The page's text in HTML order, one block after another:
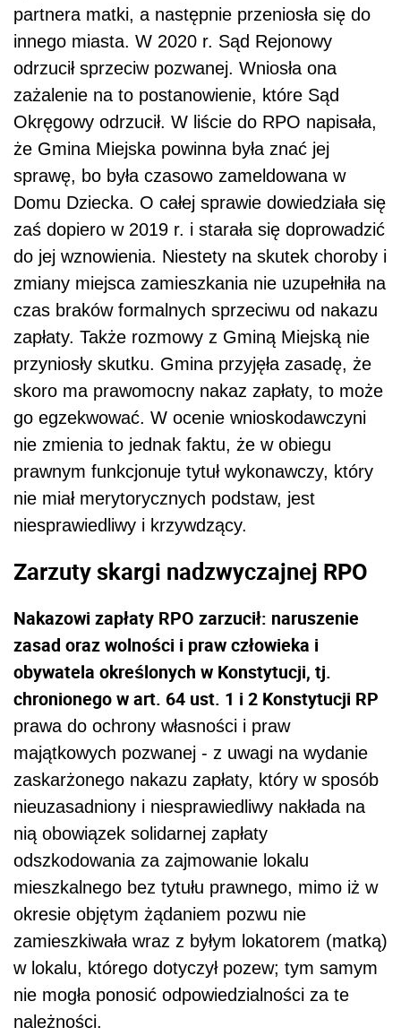
partnera matki, a następnie przeniosła się do
innego miasta. W 2020 r. Sąd Rejonowy
odrzucił sprzeciw pozwanej. Wniosła ona
zażalenie na to postanowienie, które Sąd
Okręgowy odrzucił. W liście do RPO napisała,
że Gmina Miejska powinna była znać jej
sprawę, bo była czasowo zameldowana w
Domu Dziecka. O całej sprawie dowiedziała się
zaś dopiero w 2019 r. i starała się doprowadzić
do jej wznowienia. Niestety na skutek choroby i
zmiany miejsca zamieszkania nie uzupełniła na
czas braków formalnych sprzeciwu od nakazu
zapłaty. Także rozmowy z Gminą Miejską nie
przyniosły skutku. Gmina przyjęła zasadę, że
skoro ma prawomocny nakaz zapłaty, to może
go egzekwować. W ocenie wnioskodawczyni
nie zmienia to jednak faktu, że w obiegu
prawnym funkcjonuje tytuł wykonawczy, który
nie miał merytorycznych podstaw, jest
niesprawiedliwy i krzywdzący.
Zarzuty skargi nadzwyczajnej RPO
Nakazowi zapłaty RPO zarzucił: naruszenie
zasad oraz wolności i praw człowieka i
obywatela określonych w Konstytucji, tj.
chronionego w art. 64 ust. 1 i 2 Konstytucji RP
prawa do ochrony własności i praw
majątkowych pozwanej - z uwagi na wydanie
zaskarżonego nakazu zapłaty, który w sposób
nieuzasadniony i niesprawiedliwy nakłada na
nią obowiązek solidarnej zapłaty
odszkodowania za zajmowanie lokalu
mieszkalnego bez tytułu prawnego, mimo iż w
okresie objętym żądaniem pozwu nie
zamieszkiwała wraz z byłym lokatorem (matką)
w lokalu, którego dotyczył pozew; tym samym
nie mogła ponosić odpowiedzialności za te
należności.